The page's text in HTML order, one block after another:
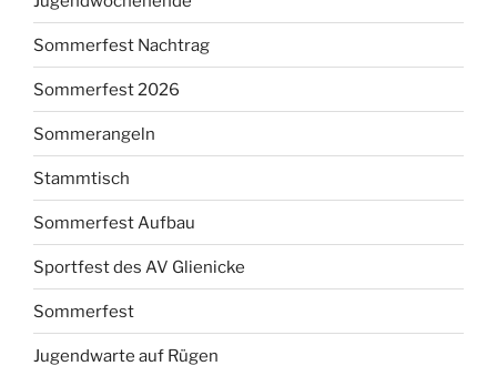
Sommerfest Nachtrag
Sommerfest 2026
Sommerangeln
Stammtisch
Sommerfest Aufbau
Sportfest des AV Glienicke
Sommerfest
Jugendwarte auf Rügen